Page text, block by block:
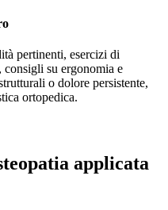
pertinenti, esercizi di
consigli su ergonomia e
o dolore persistente,
ortopedica.
applicata